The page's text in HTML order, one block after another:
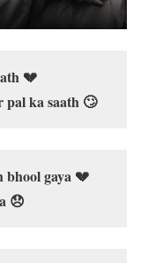
💔
pal ka saath 🙄
bhool gaya 💔
😞